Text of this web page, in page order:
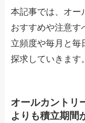
本記事では、オー
おすすめや注意す
立頻度や毎月と毎
探求していきます。
オールカントリ
よりも積立期間